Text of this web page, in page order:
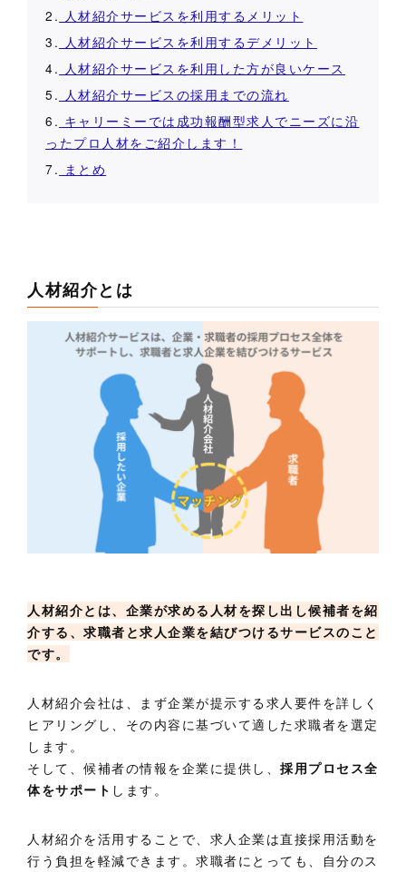
2. 人材紹介サービスを利用するメリット
3. 人材紹介サービスを利用するデメリット
4. 人材紹介サービスを利用した方が良いケース
5. 人材紹介サービスの採用までの流れ
6. キャリーミーでは成功報酬型求人でニーズに沿
ったプロ人材をご紹介します！
7. まとめ
人材紹介とは
人材紹介とは、企業が求める人材を探し出し候補者を紹
介する、求職者と求人企業を結びつけるサービスのこと
です。
人材紹介会社は、まず企業が提示する求人要件を詳しく
ヒアリングし、その内容に基づいて適した求職者を選定
します。
そして、候補者の情報を企業に提供し、採用プロセス全
体をサポート します。
人材紹介を活用することで、求人企業は直接採用活動を
行う負担を軽減できます。求職者にとっても、自分のス